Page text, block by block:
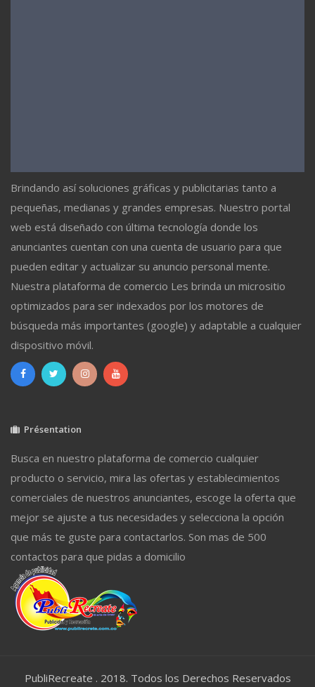
Brindando así soluciones gráficas y publicitarias tanto a
pequeñas, medianas y grandes empresas. Nuestro portal
web está diseñado con última tecnología donde los
anunciantes cuentan con una cuenta de usuario para que
pueden editar y actualizar su anuncio personal mente.
Nuestra plataforma de comercio Les brinda un micrositio
optimizados para ser indexados por los motores de
búsqueda más importantes (google) y adaptable a cualquier
dispositivo móvil.
Présentation
Busca en nuestro plataforma de comercio cualquier
producto o servicio, mira las ofertas y establecimientos
comerciales de nuestros anunciantes, escoge la oferta que
mejor se ajuste a tus necesidades y selecciona la opción
que más te guste para contactarlos. Son mas de 500
contactos para que pidas a domicilio
PubliRecreate . 2018. Todos los Derechos Reservados